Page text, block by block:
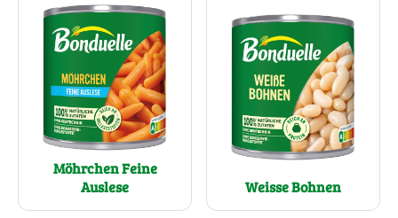
Möhrchen Feine
Auslese
Weisse Bohnen